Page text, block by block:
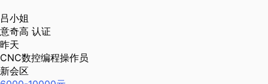
吕小姐
意奇高 认证
昨天
CNC数控编程操作员
新会区